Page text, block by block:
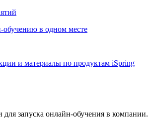
в одном месте
и материалы по продуктам iSpring
для запуска онлайн-обучения в компании.